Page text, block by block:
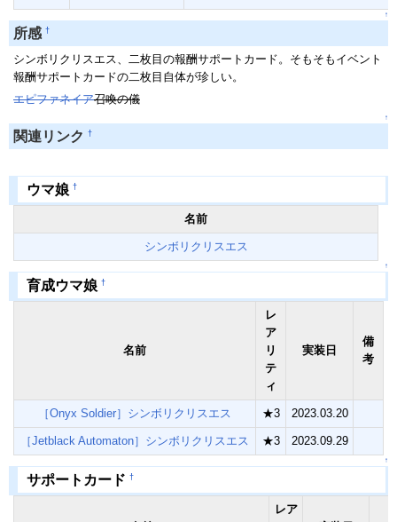
↑
所感 †
シンボリクリスエス、二枚目の報酬サポートカード。そもそもイベント
報酬サポートカードの二枚目自体が珍しい。
エピファネイア召喚の儀
↑
関連リンク †
ウマ娘 †
名前
シンボリクリスエス
↑
育成ウマ娘 †
名前
レ
ア
リ
テ
ィ
実装日
備
考
［Onyx Soldier］シンボリクリスエス ★3 2023.03.20
［Jetblack Automaton］シンボリクリスエス ★3 2023.09.29
↑
サポートカード †
レア